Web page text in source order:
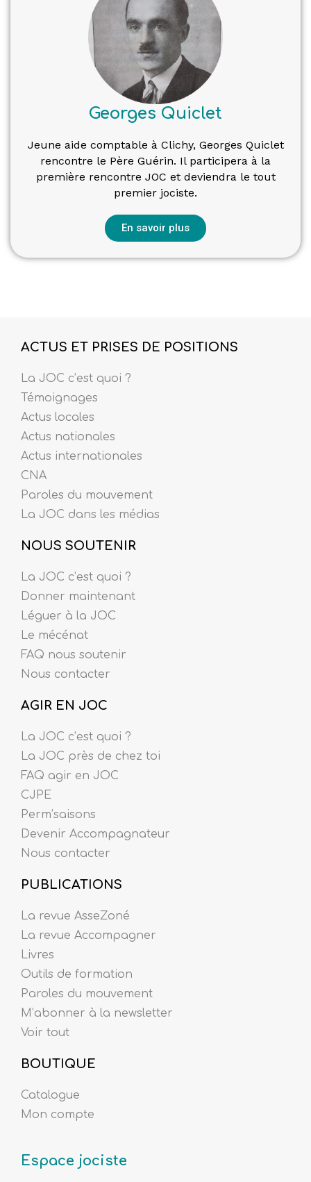
Georges Quiclet
Jeune aide comptable à Clichy, Georges Quiclet
rencontre le Père Guérin. Il participera à la
première rencontre JOC et deviendra le tout
premier jociste.
En savoir plus
ACTUS ET PRISES DE POSITIONS
La JOC c’est quoi ?
Témoignages
Actus locales
Actus nationales
Actus internationales
CNA
Paroles du mouvement
La JOC dans les médias
NOUS SOUTENIR
La JOC c’est quoi ?
Donner maintenant
Léguer à la JOC
Le mécénat
FAQ nous soutenir
Nous contacter
AGIR EN JOC
La JOC c’est quoi ?
La JOC près de chez toi
FAQ agir en JOC
CJPE
Perm’saisons
Devenir Accompagnateur
Nous contacter
PUBLICATIONS
La revue AsseZoné
La revue Accompagner
Livres
Outils de formation
Paroles du mouvement
M’abonner à la newsletter
Voir tout
BOUTIQUE
Catalogue
Mon compte
Espace jociste